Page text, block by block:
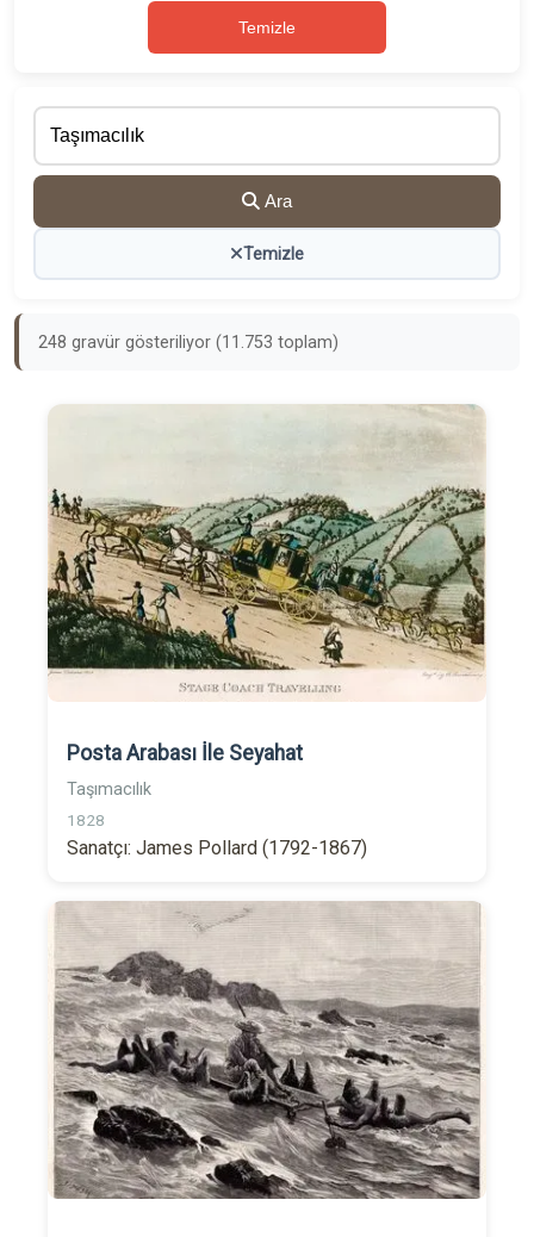
Temizle
Ara
Temizle
248 gravür gösteriliyor (11.753 toplam)
Posta Arabası İle Seyahat
Taşımacılık
1828
Sanatçı: James Pollard (1792-1867)